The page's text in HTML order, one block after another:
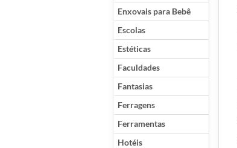
Enxovais para Bebê
Escolas
Estéticas
Faculdades
Fantasias
Ferragens
Ferramentas
Hotéis